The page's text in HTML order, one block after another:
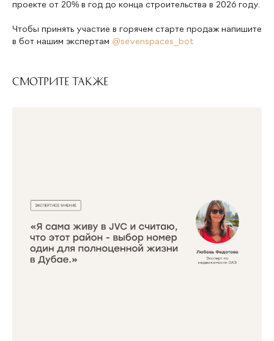
проекте от 20% в год до конца строительства в 2026 году.
Чтобы принять участие в горячем старте продаж напишите
в бот нашим экспертам @sevenspaces_bot
Смотрите также